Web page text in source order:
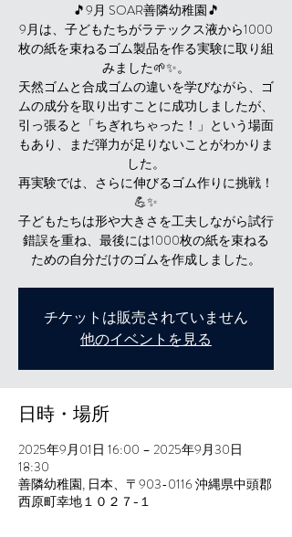
🎵9月 SOAR善隣幼稚園🎵
9月は、子どもたちがラテックス液から1000
枚の紙を束ねるゴム製品を作る実験に取り組
みました🌱✨。
天然ゴムと合成ゴムの違いを学びながら、ゴ
ムの成分を取り出すことに成功しましたが、
引っ張ると「ちぎれちゃった！」という場面
もあり、まだ弾力が足りないことがわかりま
した。
再実験では、さらに伸びるゴム作りに挑戦！
💪✨
子どもたちは形や大きさを工夫しながら試行
錯誤を重ね、最後には1000枚の紙を束ねる
ための自分だけのゴムを作成しました。
チケットは販売されていません
他のイベントを見る
日時・場所
2025年9月01日 16:00 – 2025年9月30日
18:30
善隣幼稚園, 日本、〒903-0116 沖縄県中頭郡
西原町幸地１０２７−１